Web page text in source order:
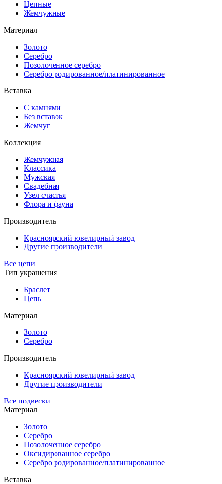
Цепные
Жемчужные
Материал
Золото
Серебро
Позолоченное серебро
Серебро родированное/платинированное
Вставка
С камнями
Без вставок
Жемчуг
Коллекция
Жемчужная
Классика
Мужская
Свадебная
Узел счастья
Флора и фауна
Производитель
Красноярский ювелирный завод
Другие производители
Все цепи
Тип украшения
Браслет
Цепь
Материал
Золото
Серебро
Производитель
Красноярский ювелирный завод
Другие производители
Все подвески
Материал
Золото
Серебро
Позолоченное серебро
Оксидированное серебро
Серебро родированное/платинированное
Вставка